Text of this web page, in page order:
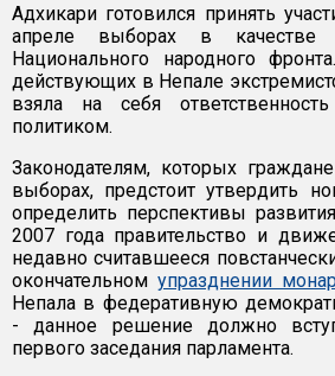
Адхикари готовился принять
апреле выборах в качестве
Национального народного
действующих в Непале
взяла на себя
политиком.
Законодателям, которых
выборах, предстоит утвердить
определить перспективы
2007 года правительство и
недавно считавшееся
окончательном упразднении
Непала в федеративную
- данное решение должно
первого заседания парламента.